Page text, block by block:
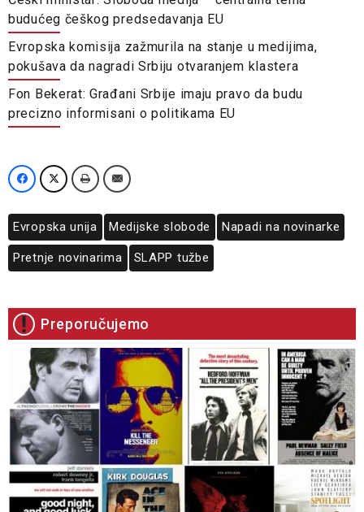
budućeg češkog predsedavanja EU
Evropska komisija zažmurila na stanje u medijima,
pokušava da nagradi Srbiju otvaranjem klastera
Fon Bekerat: Građani Srbije imaju pravo da budu
precizno informisani o politikama EU
Evropska unija Medijske slobode Napadi na novinarke
Pretnje novinarima SLAPP tužbe
Preporučujemo